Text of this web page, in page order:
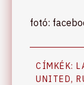
fotó:
CÍMKÉK:
UNITED,